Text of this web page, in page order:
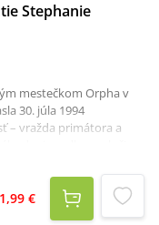
Stephanie
mestečkom Orpha v
30. júla 1994
– vražda primátora a
a ambiciózni
rýchlo vypátrajú
uznanie nadriadených a
€